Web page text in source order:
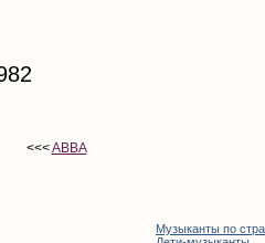
<<<ABBA
Музыканты по